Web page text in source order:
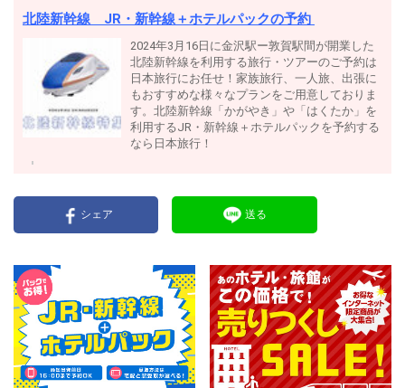
北陸新幹線 JR・新幹線＋ホテルパックの予約
2024年3月16日に金沢駅ー敦賀駅間が開業した
北陸新幹線を利用する旅行・ツアーのご予約は
日本旅行にお任せ！家族旅行、一人旅、出張に
もおすすめな様々なプランをご用意しておりま
す。北陸新幹線「かがやき」や「はくたか」を
利用するJR・新幹線＋ホテルパックを予約する
なら日本旅行！
シェア 送る